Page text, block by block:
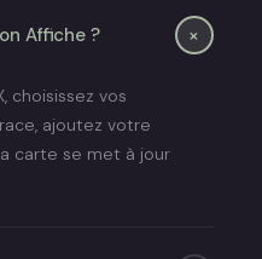
Affiche ? +
choisissez vos
ajoutez votre
carte se met à jour